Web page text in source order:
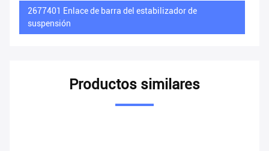
2677401 Enlace de barra del estabilizador de
suspensión
Productos similares